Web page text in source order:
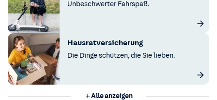
Unbeschwerter Fahrspaß.
Hausratversicherung
Die Dinge schützen, die Sie lieben.
Alle anzeigen